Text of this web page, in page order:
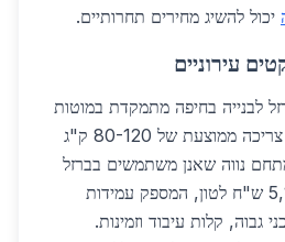
יכול להשיג מחירים תחרותיים.
עירוניים
לבנייה בחיפה מתמקדת במוטות
חיזוק לקירות בטון, עם צריכה ממוצעת של 80-120 ק"ג
נווה שאנן משתמשים בברזל
HRB400 בעלות 5,100 ש"ח לטון, המספק עמידות
גבוה, קלות עיבוד וזמינות.